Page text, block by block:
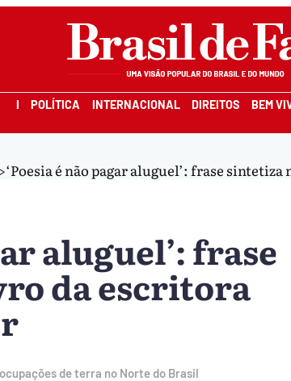
I POLÍTICA INTERNACIONAL DIREITOS BEM
‘Poesia é não pagar aluguel’: frase
aluguel’: frase
da escritora
de terra no Norte do Brasil